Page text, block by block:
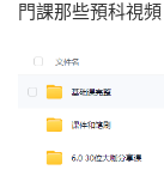
門課那些預科視頻